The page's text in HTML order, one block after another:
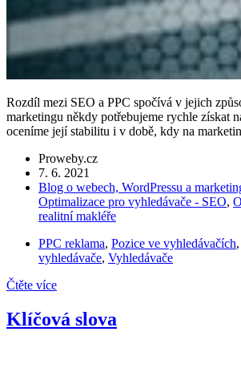
Rozdíl mezi SEO a PPC spočívá v jejich
marketingu někdy potřebujeme rychle získat
oceníme její stabilitu i v době, kdy na
Proweby.cz
7. 6. 2021
Blog o webech, WordPressu a
Optimalizace pro vyhledávače - SEO,
realitní makléře
PPC reklama, Pozice ve vyhledávačích,
vyhledávače, Vyhledávače
Čtěte více
Klíčová slova